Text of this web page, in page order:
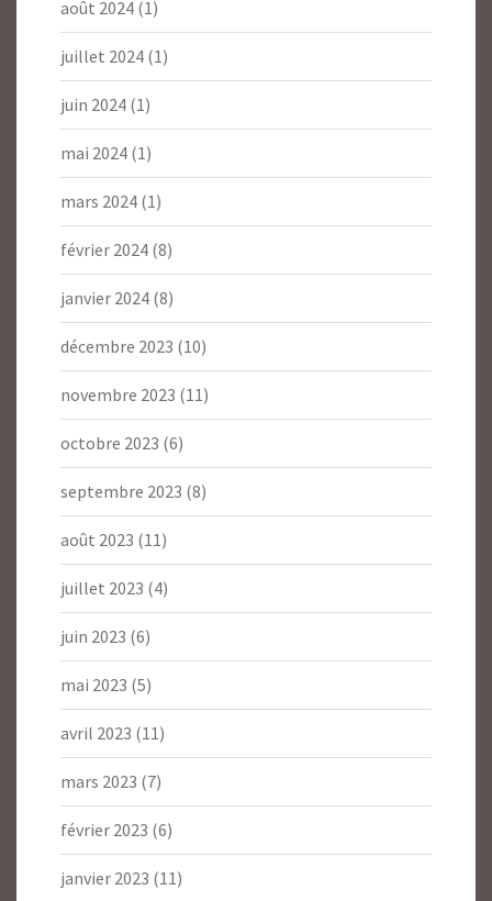
août 2024 (1)
juillet 2024 (1)
juin 2024 (1)
mai 2024 (1)
mars 2024 (1)
février 2024 (8)
janvier 2024 (8)
décembre 2023 (10)
novembre 2023 (11)
octobre 2023 (6)
septembre 2023 (8)
août 2023 (11)
juillet 2023 (4)
juin 2023 (6)
mai 2023 (5)
avril 2023 (11)
mars 2023 (7)
février 2023 (6)
janvier 2023 (11)